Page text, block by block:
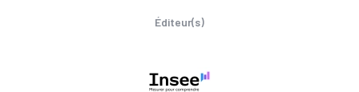
Éditeur(s)